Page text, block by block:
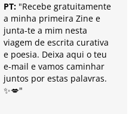
PT: "Recebe gratuitamente
a minha primeira Zine e
junta-te a mim nesta
viagem de escrita curativa
e poesia. Deixa aqui o teu
e-mail e vamos caminhar
juntos por estas palavras.
✨💋"